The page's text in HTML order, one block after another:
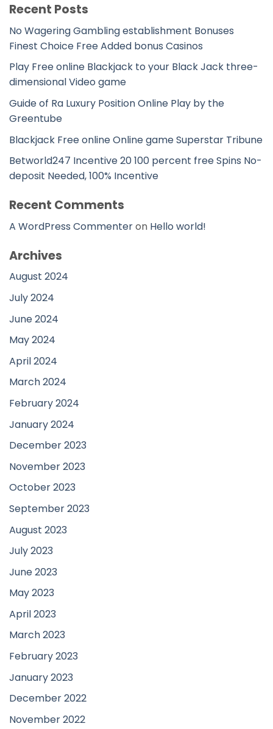
Recent Posts
No Wagering Gambling establishment Bonuses
Finest Choice Free Added bonus Casinos
Play Free online Blackjack to your Black Jack three-
dimensional Video game
Guide of Ra Luxury Position Online Play by the
Greentube
Blackjack Free online Online game Superstar Tribune
Betworld247 Incentive 20 100 percent free Spins No-
deposit Needed, 100% Incentive
Recent Comments
A WordPress Commenteron Hello world!
Archives
August 2024
July 2024
June 2024
May 2024
April 2024
March 2024
February 2024
January 2024
December 2023
November 2023
October 2023
September 2023
August 2023
July 2023
June 2023
May 2023
April 2023
March 2023
February 2023
January 2023
December 2022
November 2022